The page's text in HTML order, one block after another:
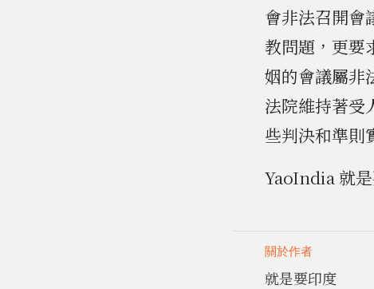
會非法召開會
教問題，更要
姻的會議屬非
法院維持著受
些判決和準則
YaoIndia 就
關於作者
就是要印度